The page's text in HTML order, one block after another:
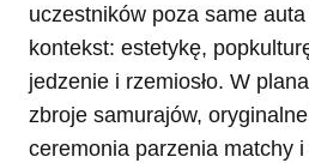
uczestników poza same
kontekst: estetykę,
jedzenie i rzemiosło. W
zbroje samurajów,
ceremonia parzenia matchy